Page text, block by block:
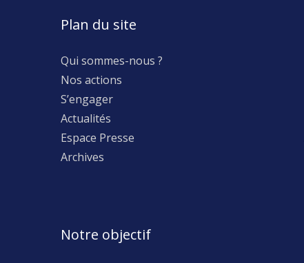
Plan du site
Qui sommes-nous ?
Nos actions
S’engager
Actualités
Espace Presse
Archives
Notre objectif